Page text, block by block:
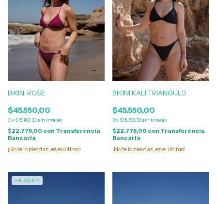
BIKINI ROSE
$45.550,00
3x $15.183,33 sin interés
$22.775,00 con Transferencia
Bancaria
¡No te lo pierdas, es el último!
BIKINI KALI TRIANGULO
$45.550,00
3x $15.183,33 sin interés
$22.775,00 con Transferencia
Bancaria
¡No te lo pierdas, es el último!
SIN STOCK